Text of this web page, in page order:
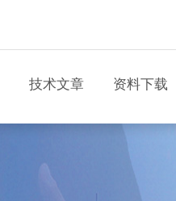
技术文章 资料下载